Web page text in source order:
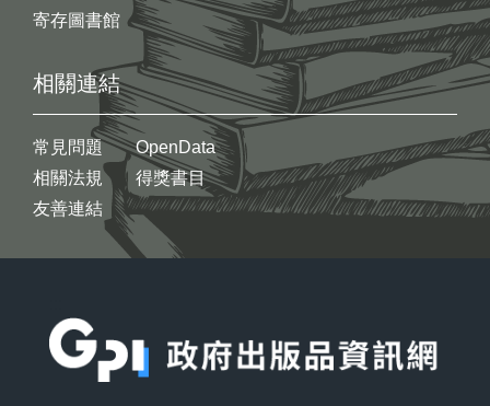
寄存圖書館
相關連結
常見問題
相關法規
友善連結
OpenData
得獎書目